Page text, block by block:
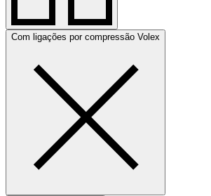
Com ligações por compressão Volex